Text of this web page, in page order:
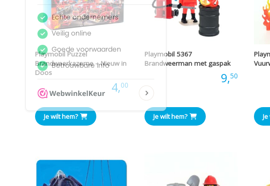
Playmobil Puzzel
Brandweerkazerne – Nieuw in
Doos
Prijs: 4,00
Je wilt hem?
Playmobil 5367
Brandweerman met gaspak
9,50
Je wilt hem?